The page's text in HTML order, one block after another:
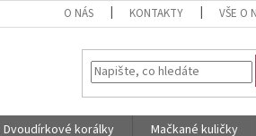
O NÁS KONTAKTY VŠE O
Dvoudírkové korálky Mačkané kuličky